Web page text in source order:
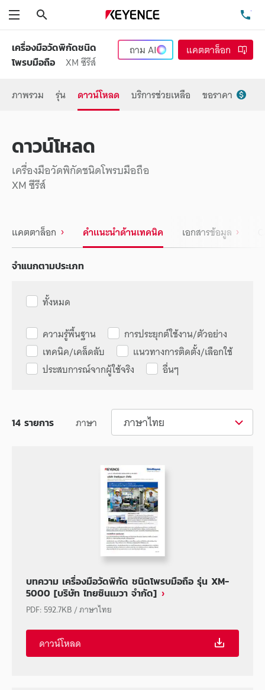
เครื่องมือวัดพิกัดชนิด
โพรบมือถือ
XM ซีรีส์
ถามAI แคตตาล็อก
ภาพรวม รุ่น ดาวน์โหลด บริการช่วยเหลือ ขอราคา
ดาวน์โหลด
เครื่องมือวัดพิกัดชนิดโพรบมือถือ
XM ซีรีส์
แคตตาล็อก คำแนะนำด้านเทคนิค เอกสารข้อมูล
จำแนกตามประเภท
ทั้งหมด
ความรู้พื้นฐาน
การประยุกต์ใช้งาน/ตัวอย่าง
เทคนิค/เคล็ดลับ
แนวทางการติดตั้ง/เลือกใช้
ประสบการณ์จากผู้ใช้จริง
อื่นๆ
ภาษา ภาษาไทย
14 รายการ
บทความ เครื่องมือวัดพิกัด ชนิดโพรบมือถือ รุ่น XM-
5000 [บริษัท ไทยซินเมวา จำกัด]
PDF: 592.7KB/ภาษาไทย
ดาวน์โหลด